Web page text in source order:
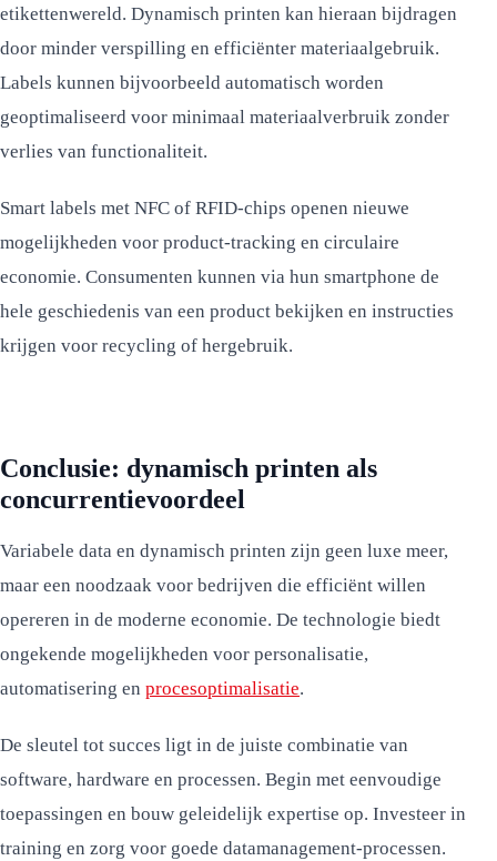
etikettenwereld. Dynamisch printen kan hieraan bijdragen
door minder verspilling en efficiënter materiaalgebruik.
Labels kunnen bijvoorbeeld automatisch worden
geoptimaliseerd voor minimaal materiaalverbruik zonder
verlies van functionaliteit.
Smart labels met NFC of RFID-chips openen nieuwe
mogelijkheden voor product-tracking en circulaire
economie. Consumenten kunnen via hun smartphone de
hele geschiedenis van een product bekijken en instructies
krijgen voor recycling of hergebruik.
Conclusie: dynamisch printen als
concurrentievoordeel
Variabele data en dynamisch printen zijn geen luxe meer,
maar een noodzaak voor bedrijven die efficiënt willen
opereren in de moderne economie. De technologie biedt
ongekende mogelijkheden voor personalisatie,
automatisering en procesoptimalisatie.
De sleutel tot succes ligt in de juiste combinatie van
software, hardware en processen. Begin met eenvoudige
toepassingen en bouw geleidelijk expertise op. Investeer in
training en zorg voor goede datamanagement-processen.